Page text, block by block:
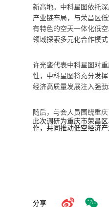
新高地。中科星图依托
产业链布局，与荣昌区
有特色的空天一体化低
领域探索多元化合作模
许光銮代表中科星图对
性，中科星图将充分发
经济高质量发展注入强劲
随后，与会人员围绕重
此次调研为重庆市荣昌
作，共同推动低空经济
分享